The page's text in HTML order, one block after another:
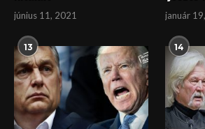
június 11, 2021
január
13 14